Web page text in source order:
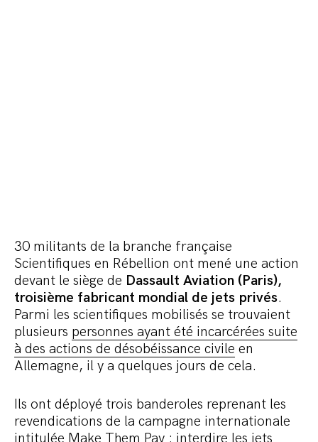
30 militants de la branche française
Scientifiques en Rébellion ont mené une action
devant le siège de Dassault Aviation (Paris),
troisième fabricant mondial de jets privés.
Parmi les scientifiques mobilisés se trouvaient
plusieurs personnes ayant été incarcérées suite
à des actions de désobéissance civile en
Allemagne, il y a quelques jours de cela.
Ils ont déployé trois banderoles reprenant les
revendications de la campagne internationale